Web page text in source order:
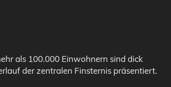
als 100.000 Einwohnern sind dick
der zentralen Finsternis präsentiert.